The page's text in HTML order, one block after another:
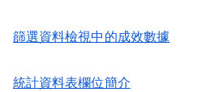
篩選資料檢視中的成效數據
統計資料表欄位簡介